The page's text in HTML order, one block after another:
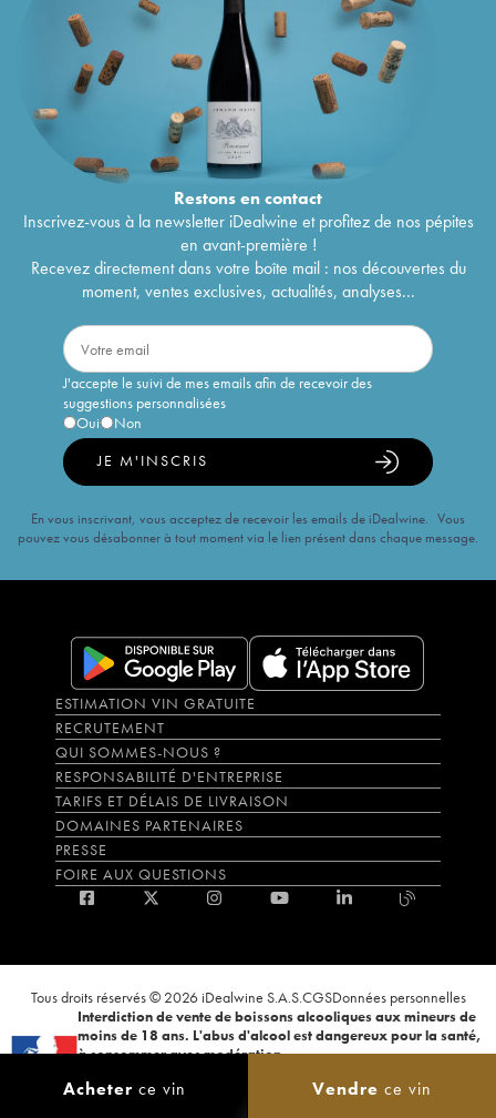
Acheter ce vin Vendre ce vin
Restons encontact
Inscrivez-vous à la newsletter iDealwine et profitez de nos pépites
en avant-première !
Recevez directement dans votre boîte mail : nos découvertes du
moment, ventes exclusives, actualités, analyses...
J'accepte le suivi de mes emails afin de recevoir des
suggestions personnalisées
Oui
Non
JE M'INSCRIS
En vous inscrivant, vous acceptez de recevoir les emails de iDealwine. Vous
pouvez vous désabonner à tout moment via le lien présent dans chaque message.
ESTIMATION VIN GRATUITE
RECRUTEMENT
QUI SOMMES-NOUS ?
RESPONSABILITÉ D'ENTREPRISE
TARIFS ET DÉLAIS DE LIVRAISON
DOMAINES PARTENAIRES
PRESSE
FOIRE AUX QUESTIONS
Tous droits réservés © 2026 iDealwine S.A.S.CGSDonnées personnelles
Interdiction de vente de boissons alcooliques aux mineurs de
moins de 18 ans. L'abus d'alcool est dangereux pour la santé,
à consommer avec modération.
ligne. CODE DE LA SANTÉ PUBLIQUE, ART.L.3342-1 et L.3353-3